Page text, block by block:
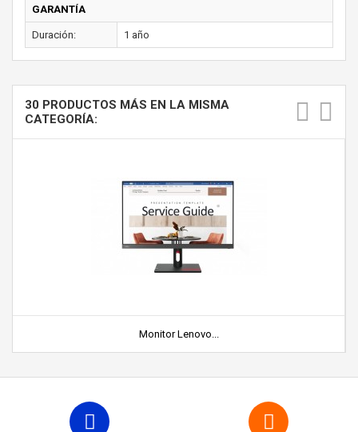
GARANTÍA
Duración: 1 año
30 PRODUCTOS MÁS EN LA MISMA
CATEGORÍA:
Monitor Lenovo...